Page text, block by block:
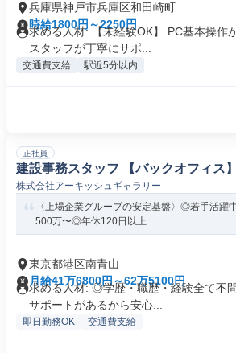
兵庫県神戸市兵庫区和田崎町
時給1800円～2250円
求める人材: 【未経験OK】 PC基本操作
スタッフが丁寧にサポ...
交通費支給 駅近5分以内
正社員
建設事務スタッフ 【バックオフィス】
株式会社アーキッシュギャラリー
〈上場企業グループの安定基盤〉◎若手活
500万〜◎年休120日以上
東京都港区南青山
月給41万6800円～62万5100円
求める人材: ◎学歴・職歴・経験全て不
サポートがあるから安心...
即日勤務OK 交通費支給